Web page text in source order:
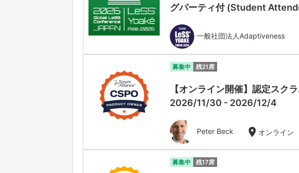
グパーティ付 (Student
一般社団法人Adaptiveness
募集中 残21席
【オンライン開催】認定ス
2026/11/30 - 2026/12/4
Peter Beck location_on オンライン
募集中 残17席